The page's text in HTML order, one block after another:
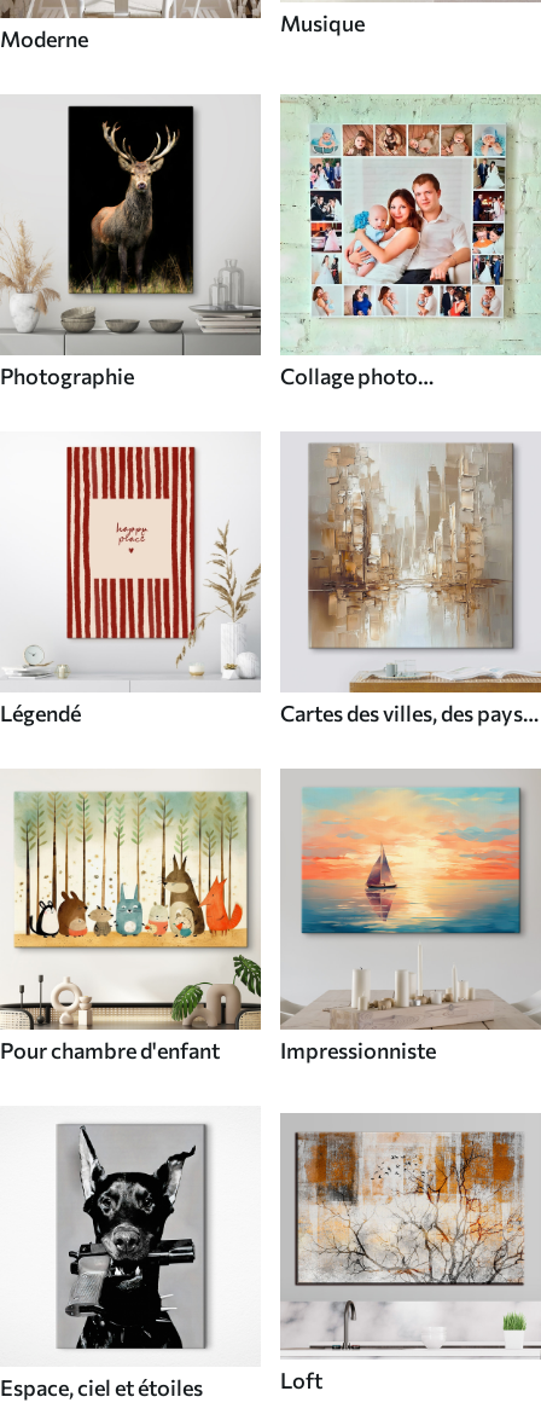
Moderne
Musique
Photographie
Collage photo
Légendé
Cartes des villes, des pays
Pour chambre d'enfant Impressionniste
Espace, ciel et étoiles Loft